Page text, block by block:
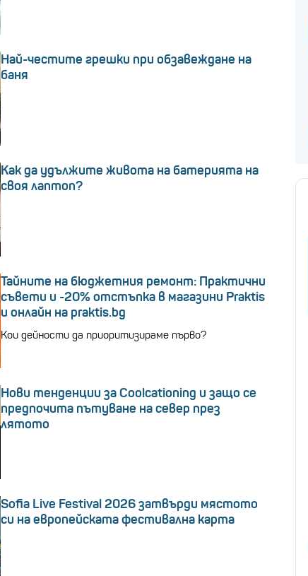
Най-честите грешки при обзавеждане на
баня
Как да удължите живота на батерията на
своя лаптоп?
Тайните на бюджетния ремонт: Практични
съвети и -20% отстъпка в магазини Praktis
и онлайн на praktis.bg
Кои дейности да приоритизираме първо?
Нови тенденции за Coolcationing и защо се
предпочита пътуване на север през
лятото
Sofia Live Festival 2026 затвърди мястото
си на европейската фестивална карта